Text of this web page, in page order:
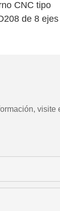
CNC tipo
de 8 ejes